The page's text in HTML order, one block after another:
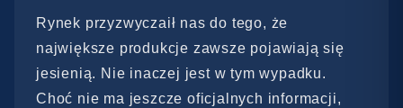
Rynek przyzwyczaił nas do tego, że
największe produkcje zawsze pojawiają się
jesienią. Nie inaczej jest w tym wypadku.
Choć nie ma jeszcze oficjalnych informacji,